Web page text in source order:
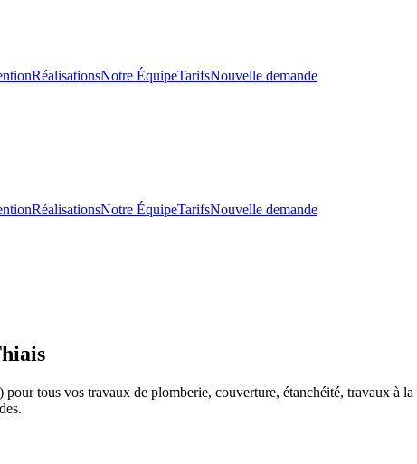
RéalisationsNotre ÉquipeTarifsNouvelle demande
RéalisationsNotre ÉquipeTarifsNouvelle demande
) pour tous vos travaux de plomberie, couverture, étanchéité, travaux à